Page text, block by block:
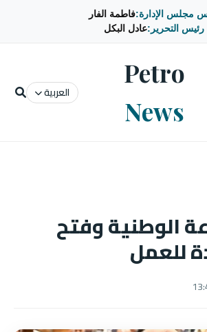
مجلس الإدارة:فاطمة الفار
رئيس التحرير:عادل البكل
Petro
News
العربية
الوطنية وفتح
للعمل